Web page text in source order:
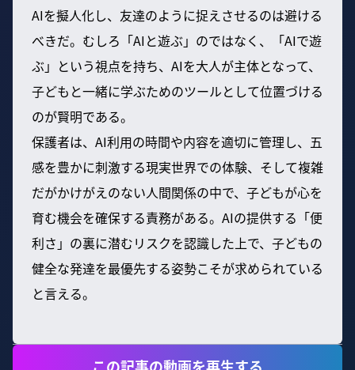
AIを擬人化し、友達のように捉えさせるのは避ける
べきだ。むしろ「AIと遊ぶ」のではなく、「AIで遊
ぶ」という視点を持ち、AIを大人が主体となって、
子どもと一緒に学ぶためのツールとして位置づける
のが賢明である。
保護者は、AI利用の時間や内容を適切に管理し、五
感を豊かに刺激する現実世界での体験、そして複雑
だがかけがえのない人間関係の中で、子どもが心を
育む機会を確保する責務がある。AIの提供する「便
利さ」の裏に潜むリスクを認識した上で、子どもの
健全な発達を最優先する姿勢こそが求められている
と言える。